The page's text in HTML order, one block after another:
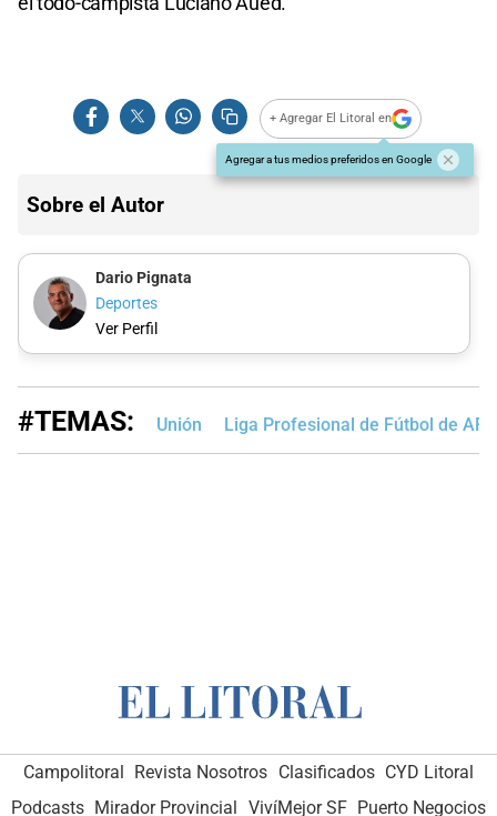
+ Agregar El Litoral en
Agregar a tus medios preferidos en Google
Sobre el Autor
Dario Pignata
Deportes
Ver Perfil
#TEMAS: Unión Liga Profesional de Fútbol de AFA
Campolitoral Revista Nosotros Clasificados CYD Litoral
Podcasts Mirador Provincial VivíMejor SF Puerto Negocios